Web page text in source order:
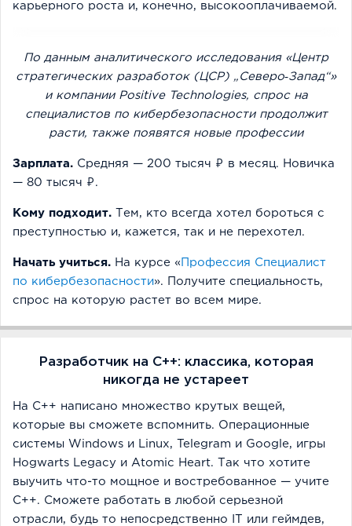
карьерного роста и, конечно, высокооплачиваемой.
По данным аналитического исследования «Центр
стратегических разработок (ЦСР) „Северо‑Запад“»
и компании Positive Technologies, спрос на
специалистов по кибербезопасности продолжит
расти, также появятся новые профессии
Зарплата. Средняя — 200 тысяч ₽ в месяц. Новичка
— 80 тысяч ₽.
Кому подходит. Тем, кто всегда хотел бороться с
преступностью и, кажется, так и не перехотел.
Начать учиться. На курсе « Профессия Специалист
по кибербезопасности». Получите специальность,
спрос на которую растет во всем мире.
Разработчик на С++: классика, которая
никогда не устареет
На C++ написано множество крутых вещей,
которые вы сможете вспомнить. Операционные
системы Windows и Linux, Telegram и Google, игры
Hogwarts Legacy и Atomic Heart. Так что хотите
выучить что-то мощное и востребованное — учите
C++. Сможете работать в любой серьезной
отрасли, будь то непосредственно IT или геймдев,